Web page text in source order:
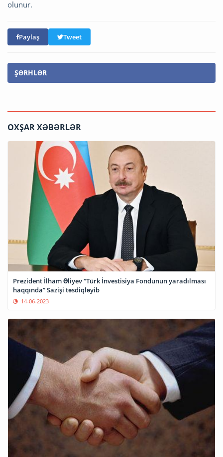
olunur.
Paylaş Tweet
ŞƏRHLƏR
OXŞAR XƏBƏRLƏR
Prezident İlham Əliyev “Türk İnvestisiya Fondunun yaradılması
haqqında” Sazişi təsdiqləyib
14-06-2023